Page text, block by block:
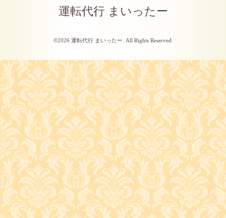
運転代行 まいったー
©2026 運転代行 まいったー . All Rights Reserved.